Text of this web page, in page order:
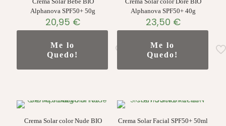
Alphanova SPF50+ 50g
20,95 €
Me lo
Quedo!
Alphanova SPF50+ 40g
23,50 €
Me lo
Quedo!
Crema Solar color Nude BIO
Crema Solar Facial SPF50+ 50ml